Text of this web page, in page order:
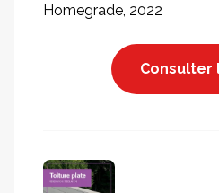
Homegrade, 2022
Consulter